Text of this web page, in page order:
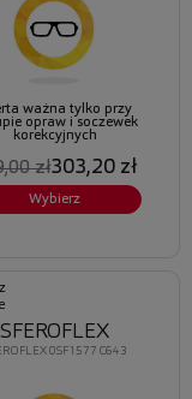
ważna tylko przy
opraw i soczewek
korekcyjnych
zł303,20 zł
Wybierz
0SF1577 C643
SFEROFLEX